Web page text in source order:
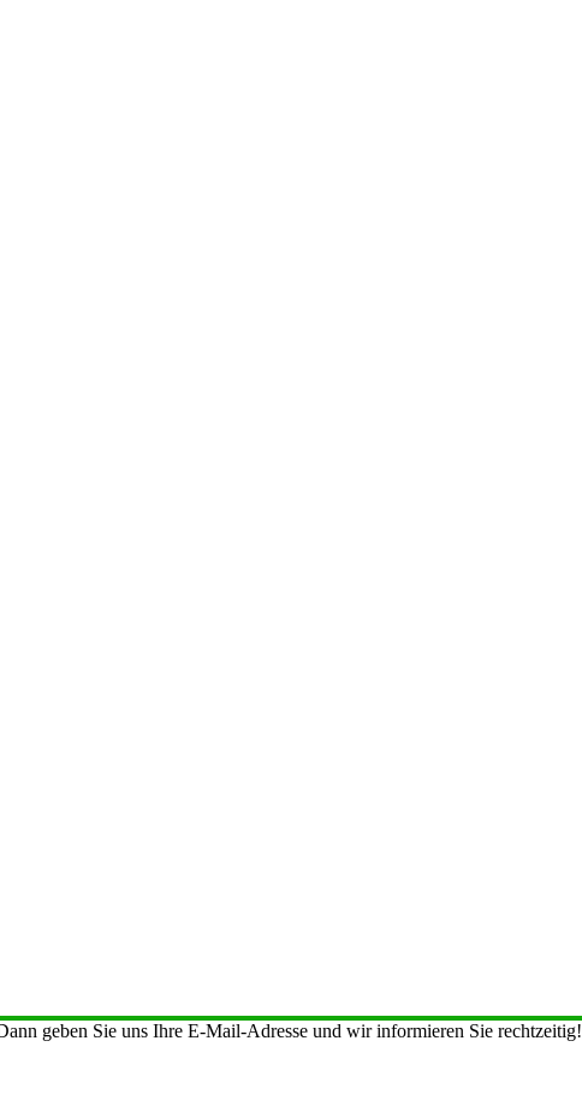
geben Sie uns Ihre E-Mail-Adresse und wir informieren Sie rechtzeitig!